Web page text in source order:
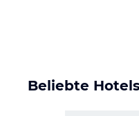
Beliebte